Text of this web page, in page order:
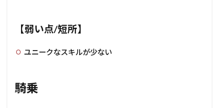
【弱い点/短所】
ユニークなスキルが少ない
騎乗